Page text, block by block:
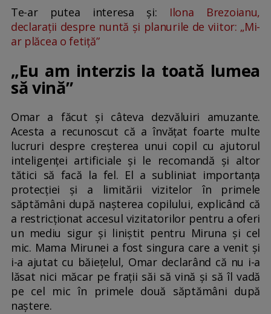
Te-ar putea interesa și: Ilona Brezoianu,
declarații despre nuntă și planurile de viitor: „Mi-
ar plăcea o fetiță”
„Eu am interzis la toată lumea
să vină”
Omar a făcut și câteva dezvăluiri amuzante.
Acesta a recunoscut că a învățat foarte multe
lucruri despre creșterea unui copil cu ajutorul
inteligenței artificiale și le recomandă și altor
tătici să facă la fel. El a subliniat importanța
protecției și a limitării vizitelor în primele
săptămâni după nașterea copilului, explicând că
a restricționat accesul vizitatorilor pentru a oferi
un mediu sigur și liniștit pentru Miruna și cel
mic. Mama Mirunei a fost singura care a venit și
i-a ajutat cu băiețelul, Omar declarând că nu i-a
lăsat nici măcar pe frații săi să vină și să îl vadă
pe cel mic în primele două săptămâni după
naștere.